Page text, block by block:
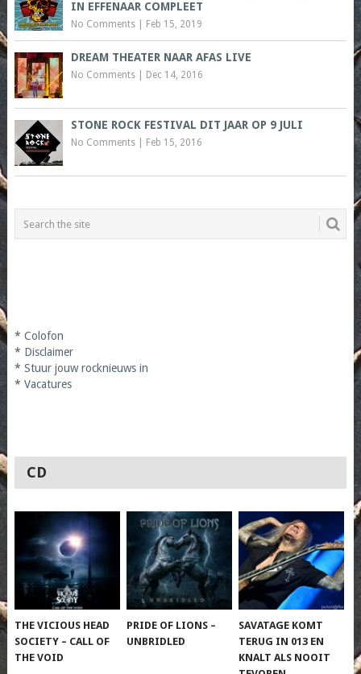
IN EFFENAAR COMPLEET
No Comments| Feb 15, 2019
DREAM THEATER NAAR AFAS LIVE
No Comments| Dec 14, 2016
STONE ROCK FESTIVAL DIT JAAR OP 9 JULI
No Comments| Feb 15, 2016
* Colofon
* Disclaimer
* Stuur jouw rocknieuws in
* Vacatures
CD
THE VICIOUS HEAD
SOCIETY – CALL OF
THE VOID
PRIDE OF LIONS –
UNBRIDLED
SAVATAGE KOMT
TERUG IN 013 EN
KNALT ALS NOOIT